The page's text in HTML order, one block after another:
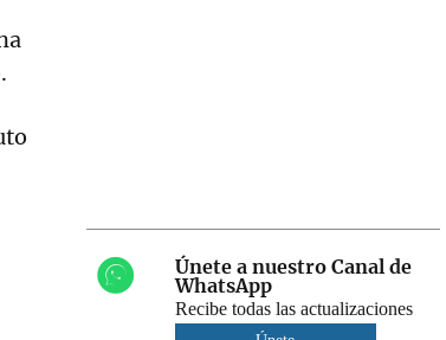
Únete a nuestro Canal de
WhatsApp
Recibe todas las actualizaciones